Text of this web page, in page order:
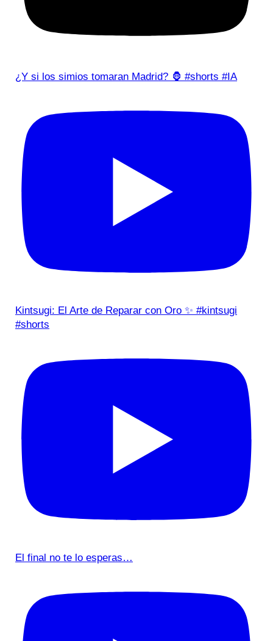
¿Y si los simios tomaran Madrid? 🦍 #shorts #IA
Kintsugi: El Arte de Reparar con Oro ✨ #kintsugi
#shorts
El final no te lo esperas…